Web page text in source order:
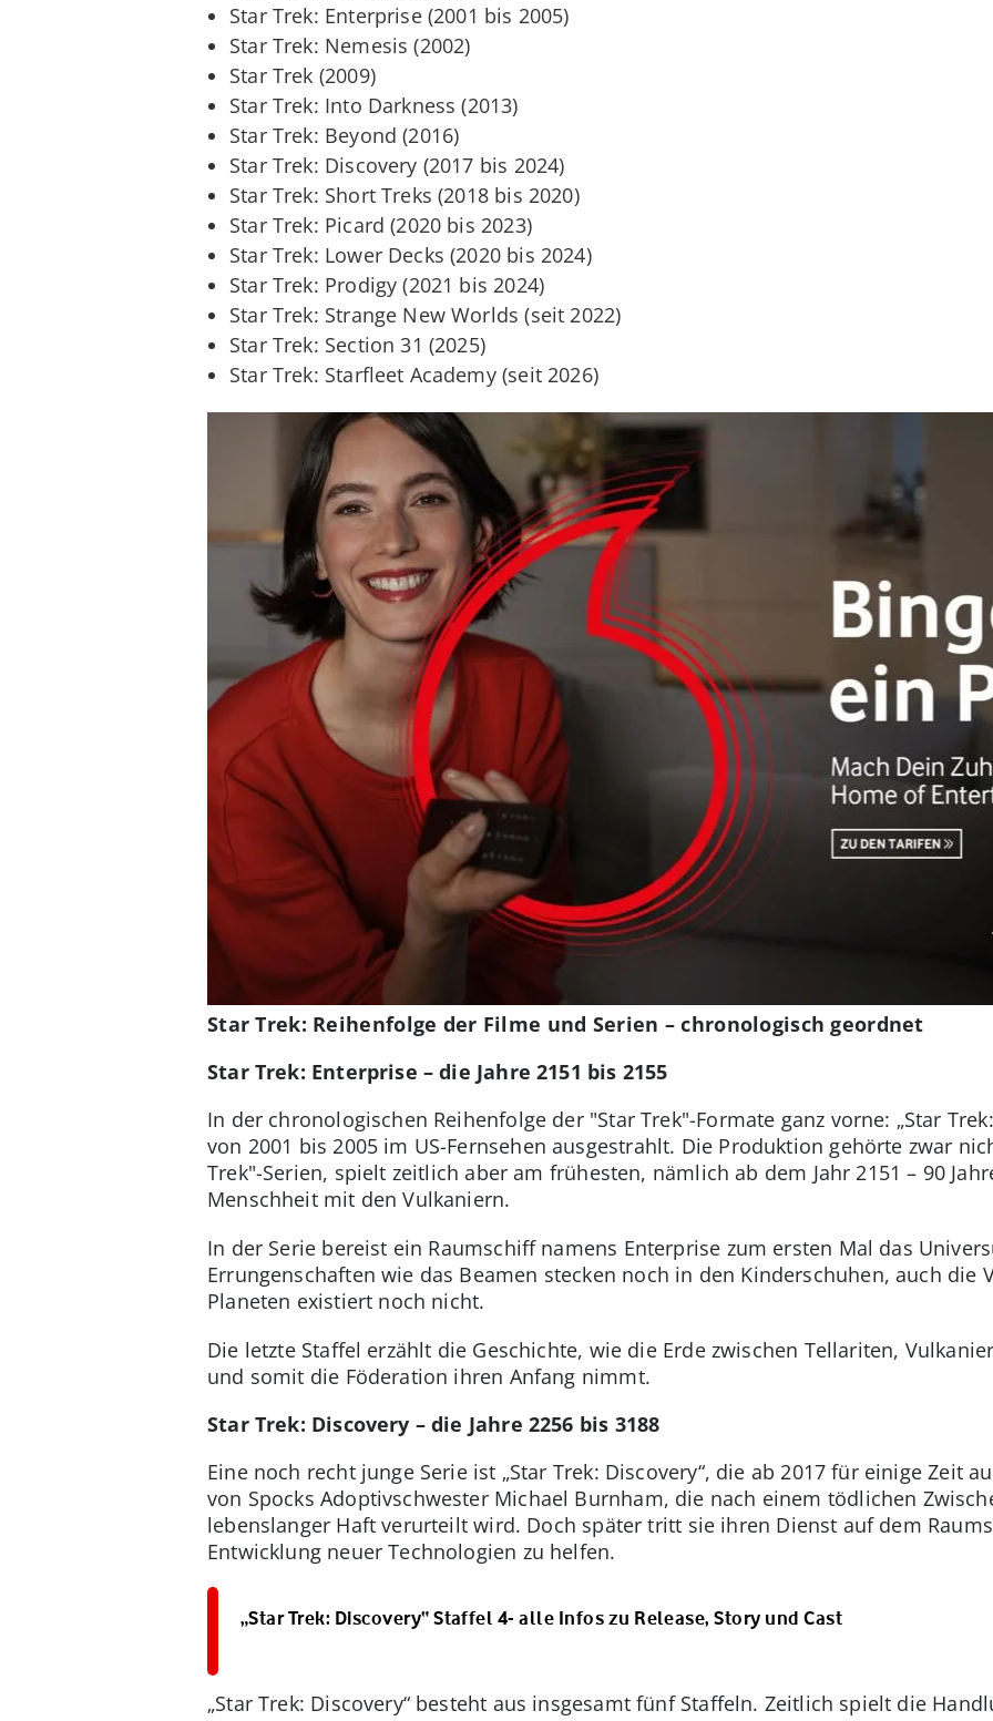
Star Trek: Enterprise (2001 bis 2005)
Star Trek: Nemesis (2002)
Star Trek (2009)
Star Trek: Into Darkness (2013)
Star Trek: Beyond (2016)
Star Trek: Discovery (2017 bis 2024)
Star Trek: Short Treks (2018 bis 2020)
Star Trek: Picard (2020 bis 2023)
Star Trek: Lower Decks (2020 bis 2024)
Star Trek: Prodigy (2021 bis 2024)
Star Trek: Strange New Worlds (seit 2022)
Star Trek: Section 31 (2025)
Star Trek: Starfleet Academy (seit 2026)
Star Trek: Reihenfolge der Filme und Serien – chronologisch geordnet
Star Trek: Enterprise – die Jahre 2151 bis 2155
In der chronologischen Reihenfolge der "Star Trek"-Formate ganz vorne: „Star
von 2001 bis 2005 im US-Fernsehen ausgestrahlt. Die Produktion gehörte zwar
Trek"-Serien, spielt zeitlich aber am frühesten, nämlich ab dem Jahr 2151 – 90
Menschheit mit den Vulkaniern.
In der Serie bereist ein Raumschiff namens Enterprise zum ersten Mal das
Errungenschaften wie das Beamen stecken noch in den Kinderschuhen, auch die
Planeten existiert noch nicht.
Die letzte Staffel erzählt die Geschichte, wie die Erde zwischen Tellariten,
und somit die Föderation ihren Anfang nimmt.
Star Trek: Discovery – die Jahre 2256 bis 3188
Eine noch recht junge Serie ist „Star Trek: Discovery“, die ab 2017 für einige Zeit
von Spocks Adoptivschwester Michael Burnham, die nach einem tödlichen
lebenslanger Haft verurteilt wird. Doch später tritt sie ihren Dienst auf dem
Entwicklung neuer Technologien zu helfen.
„Star Trek: Discovery“ Staffel 4- alle Infos zu Release, Story und Cast
„Star Trek: Discovery“ besteht aus insgesamt fünf Staffeln. Zeitlich spielt die